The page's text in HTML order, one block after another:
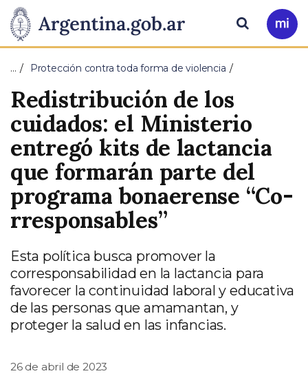
Presidencia
de
la
Nación
Pasar al contenido principal
Ir
a
Buscar
… Protección contra toda forma de violencia
Redistribución de los
cuidados: el Ministerio
entregó kits de lactancia
que formarán parte del
programa bonaerense “Co-
rresponsables”
Esta política busca promover la
corresponsabilidad en la lactancia para
favorecer la continuidad laboral y educativa
de las personas que amamantan, y
proteger la salud en las infancias.
26 de abril de 2023